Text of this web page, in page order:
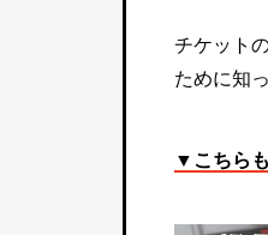
チケット
ために知
▼こちら